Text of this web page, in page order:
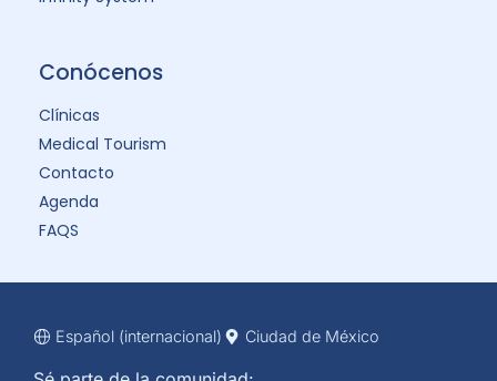
Conócenos
Clínicas
Medical Tourism
Contacto
Agenda
FAQS
Español (internacional) Ciudad de México